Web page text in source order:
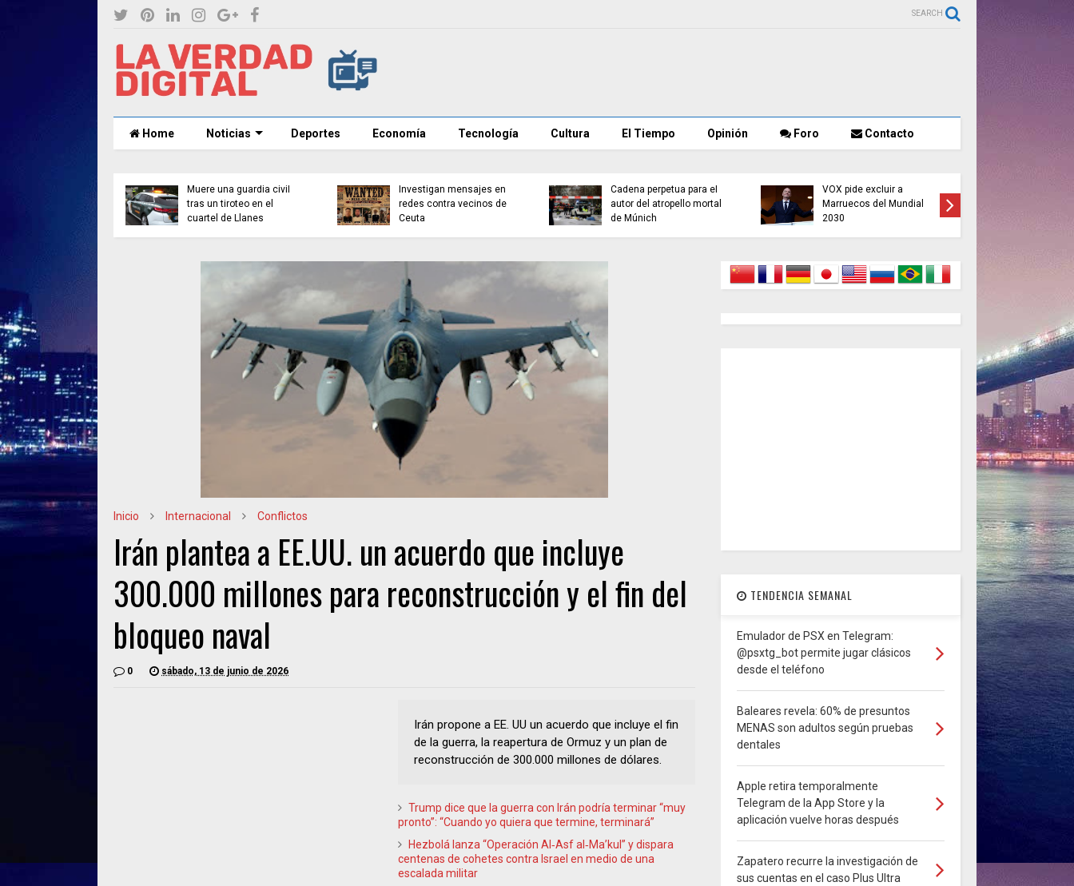
SEARCH
Home Noticias Deportes Economía Tecnología Cultura El Tiempo Opinión Foro Contacto
Muere una guardia civil
tras un tiroteo en el
cuartel de Llanes
Investigan mensajes en
redes contra vecinos de
Ceuta
Cadena perpetua para el
autor del atropello mortal
de Múnich
VOX pide excluir a
Marruecos del Mundial
2030
Inicio Internacional Conflictos
Irán plantea a EE.UU. un acuerdo que incluye
300.000 millones para reconstrucción y el fin del
bloqueo naval
0 sábado, 13 de junio de 2026
Irán propone a EE. UU un acuerdo que incluye el fin
de la guerra, la reapertura de Ormuz y un plan de
reconstrucción de 300.000 millones de dólares.
Trump dice que la guerra con Irán podría terminar “muy
pronto”: “Cuando yo quiera que termine, terminará”
Hezbolá lanza “Operación Al‑Asf al‑Ma’kul” y dispara
centenas de cohetes contra Israel en medio de una
escalada militar
TENDENCIA SEMANAL
Emulador de PSX en Telegram:
@psxtg_bot permite jugar clásicos
desde el teléfono
Baleares revela: 60% de presuntos
MENAS son adultos según pruebas
dentales
Apple retira temporalmente
Telegram de la App Store y la
aplicación vuelve horas después
Zapatero recurre la investigación de
sus cuentas en el caso Plus Ultra